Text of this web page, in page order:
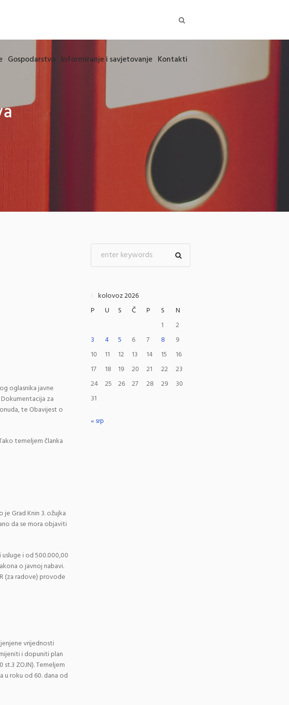
Gospodarstvo Informiranje i savjetovanje Kontakti
oglasnika javne
za
te Obavijest o
temeljem članka
Grad Knin 3. ožujka
da se mora objaviti
i od 500.000,00
o javnoj nabavi.
(za radove) provode
vrijednosti
i dopuniti plan
ZOJN). Temeljem
u roku od 60. dana od
kolovoz 2026
P
U S Č P S
N
1
2
3
4 5 6 7 8
9
10
11 12 13 14 15
16
17
18 19 20 21 22
23
24
25 26 27 28 29
30
31
« srp